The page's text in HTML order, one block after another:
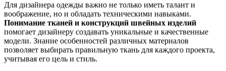
Для дизайнера одежды важно не только иметь талант и
воображение, но и обладать техническими навыками.
Понимание тканей и конструкций швейных изделий
помогает дизайнеру создавать уникальные и качественные
модели. Знание особенностей различных материалов
позволяет выбирать правильную ткань для каждого проекта,
учитывая его цель и стиль.